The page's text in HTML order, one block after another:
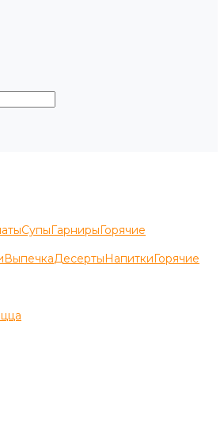
СупыГарнирыГорячие
ВыпечкаДесертыНапиткиГорячие